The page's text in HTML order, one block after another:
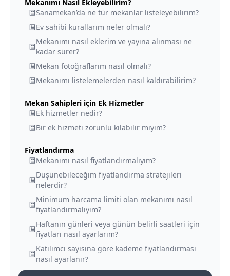
Mekanımı Nasıl Ekleyebilirim?
Sanamekan’da ne tür mekanlar listeleyebilirim?
Ev sahibi kurallarım neler olmalı?
Mekanımı nasıl eklerim ve yayına alınması ne
kadar sürer?
Mekan fotoğraflarım nasıl olmalı?
Mekanımı listelemelerden nasıl kaldırabilirim?
Mekan Sahipleri için Ek Hizmetler
Ek hizmetler nedir?
Bir ek hizmeti zorunlu kılabilir miyim?
Fiyatlandırma
Mekanımı nasıl fiyatlandırmalıyım?
Düşünebileceğim fiyatlandırma stratejileri
nelerdir?
Minimum harcama limiti olan mekanımı nasıl
fiyatlandırmalıyım?
Haftanın günleri veya günün belirli saatleri için
fiyatları nasıl ayarlarım?
Katılımcı sayısına göre kademe fiyatlandırması
nasıl ayarlanır?